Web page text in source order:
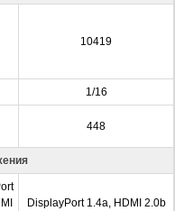
10419
1/16
448
DisplayPort 1.4a, HDMI 2.0b